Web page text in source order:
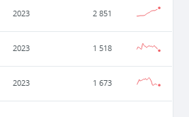
2023 2 851
2023 1 518
2023 1 673